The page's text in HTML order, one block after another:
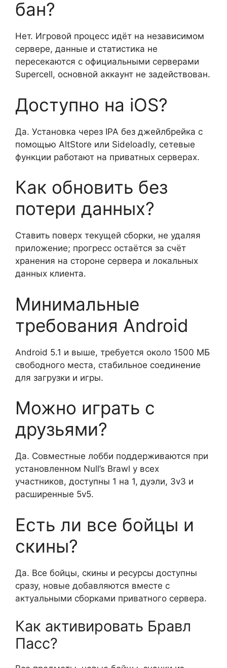
бан?
Нет. Игровой процесс идёт на независимом
сервере, данные и статистика не
пересекаются с официальными серверами
Supercell, основной аккаунт не задействован.
Доступно на iOS?
Да. Установка через IPA без джейлбрейка с
помощью AltStore или Sideloadly, сетевые
функции работают на приватных серверах.
Как обновить без
потери данных?
Ставить поверх текущей сборки, не удаляя
приложение; прогресс остаётся за счёт
хранения на стороне сервера и локальных
данных клиента.
Минимальные
требования Android
Android 5.1 и выше, требуется около 1500 МБ
свободного места, стабильное соединение
для загрузки и игры.
Можно играть с
друзьями?
Да. Совместные лобби поддерживаются при
установленном Null’s Brawl у всех
участников, доступны 1 на 1, дуэли, 3v3 и
расширенные 5v5.
Есть ли все бойцы и
скины?
Да. Все бойцы, скины и ресурсы доступны
сразу, новые добавляются вместе с
актуальными сборками приватного сервера.
Как активировать Бравл
Пасс?